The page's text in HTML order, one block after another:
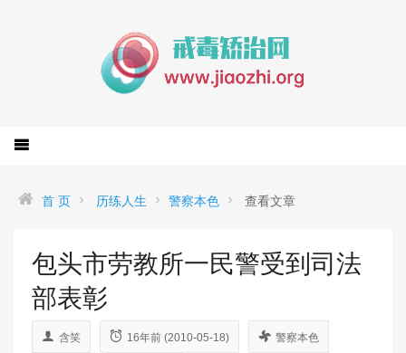
首 页 历练人生 警察本色 查看文章
包头市劳教所一民警受到司法
部表彰
含笑 16年前 (2010-05-18) 警察本色